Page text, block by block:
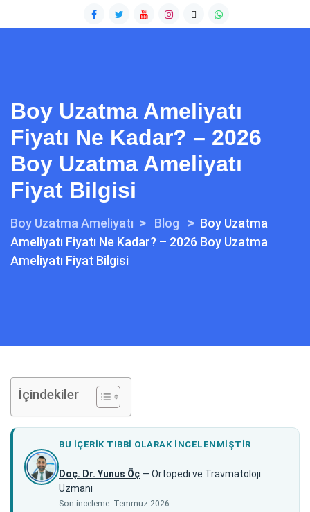
Boy Uzatma Ameliyatı
Fiyatı Ne Kadar? – 2026
Boy Uzatma Ameliyatı
Fiyat Bilgisi
Boy Uzatma Ameliyatı > Blog > Boy Uzatma
Ameliyatı Fiyatı Ne Kadar? – 2026 Boy Uzatma
Ameliyatı Fiyat Bilgisi
İçindekiler
BU IÇERIK TIBBI OLARAK INCELENMIŞTIR
Doç. Dr. Yunus Öç — Ortopedi ve Travmatoloji
Uzmanı
Son inceleme: Temmuz 2026